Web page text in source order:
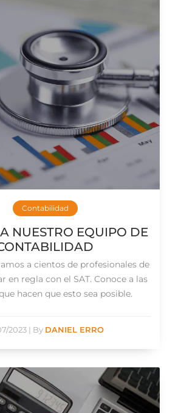
Contabilidad
NUESTRO EQUIPO DE
a cientos de profesionales de
en regla con el SAT. Conoce a las
hacen que esto sea posible.
2023 | By DANIEL ERRO